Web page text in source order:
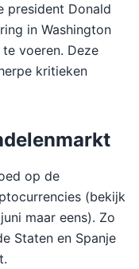
president Donald
in Washington
voeren. Deze
kritieken
op de
(bekijk
maar eens). Zo
Staten en Spanje